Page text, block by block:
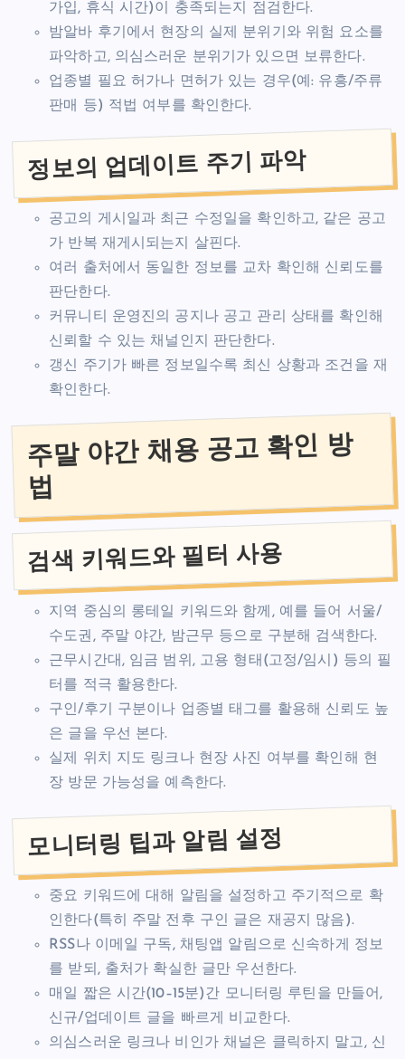
가입, 휴식 시간)이 충족되는지 점검한다.
밤알바 후기에서 현장의 실제 분위기와 위험 요소를
파악하고, 의심스러운 분위기가 있으면 보류한다.
업종별 필요 허가나 면허가 있는 경우(예: 유흥/주류
판매 등) 적법 여부를 확인한다.
정보의 업데이트 주기 파악
공고의 게시일과 최근 수정일을 확인하고, 같은 공고
가 반복 재게시되는지 살핀다.
여러 출처에서 동일한 정보를 교차 확인해 신뢰도를
판단한다.
커뮤니티 운영진의 공지나 공고 관리 상태를 확인해
신뢰할 수 있는 채널인지 판단한다.
갱신 주기가 빠른 정보일수록 최신 상황과 조건을 재
확인한다.
주말 야간 채용 공고 확인 방
법
검색 키워드와 필터 사용
지역 중심의 롱테일 키워드와 함께, 예를 들어 서울/
수도권, 주말 야간, 밤근무 등으로 구분해 검색한다.
근무시간대, 임금 범위, 고용 형태(고정/임시) 등의 필
터를 적극 활용한다.
구인/후기 구분이나 업종별 태그를 활용해 신뢰도 높
은 글을 우선 본다.
실제 위치 지도 링크나 현장 사진 여부를 확인해 현
장 방문 가능성을 예측한다.
모니터링 팁과 알림 설정
중요 키워드에 대해 알림을 설정하고 주기적으로 확
인한다(특히 주말 전후 구인 글은 재공지 많음).
RSS나 이메일 구독, 채팅앱 알림으로 신속하게 정보
를 받되, 출처가 확실한 글만 우선한다.
매일 짧은 시간(10–15분)간 모니터링 루틴을 만들어,
신규/업데이트 글을 빠르게 비교한다.
의심스러운 링크나 비인가 채널은 클릭하지 말고, 신